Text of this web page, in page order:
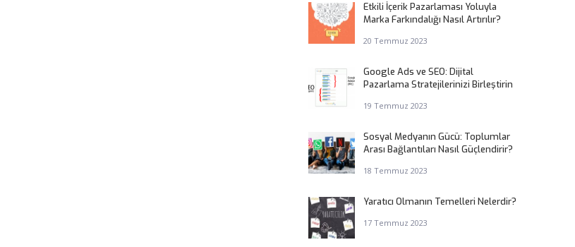
Etkili İçerik Pazarlaması Yoluyla
Marka Farkındalığı Nasıl Artırılır?
20 Temmuz 2023
Google Ads ve SEO: Dijital
Pazarlama Stratejilerinizi Birleştirin
19 Temmuz 2023
Sosyal Medyanın Gücü: Toplumlar
Arası Bağlantıları Nasıl Güçlendirir?
18 Temmuz 2023
Yaratıcı Olmanın Temelleri Nelerdir?
17 Temmuz 2023